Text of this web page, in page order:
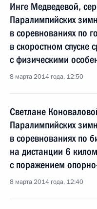
Инге Медведевой,
Паралимпийских
в соревнованиях по
в скоростном спуске
с физическими
8 марта 2014 года, 12:50
Светлане
Паралимпийских
в соревнованиях по
на дистанции 6
с поражением
8 марта 2014 года, 12:40